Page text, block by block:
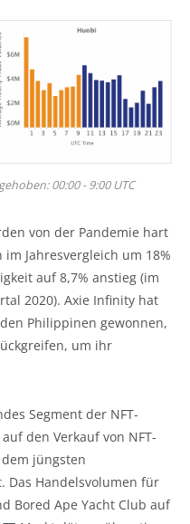
00:00 - 9:00 UTC
von der Pandemie hart
Jahresvergleich um 18%
auf 8,7% anstieg (im
2020). Axie Infinity hat
Philippinen gewonnen,
um ihr
Segment der NFT-
den Verkauf von NFT-
jüngsten
Das Handelsvolumen für
Bored Ape Yacht Club auf